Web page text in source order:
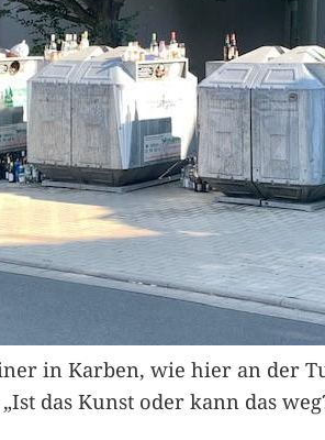
in Karben, wie hier an der
das Kunst oder kann das